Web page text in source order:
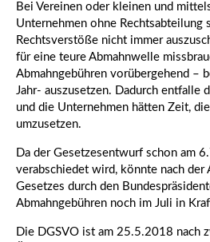
Bei Vereinen oder kleinen und
Unternehmen ohne Rechtsabteilung
Rechtsverstöße nicht immer
für eine teure Abmahnwelle
Abmahngebühren vorübergehend –
Jahr- auszusetzen. Dadurch entfalle
und die Unternehmen hätten Zeit,
umzusetzen.
Da der Gesetzesentwurf schon am
verabschiedet wird, könnte nach der
Gesetzes durch den
Abmahngebühren noch im Juli in
Die DGSVO ist am 25.5.2018 nach